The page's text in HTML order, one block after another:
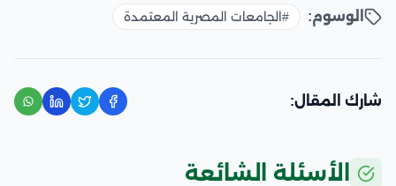
الوسوم: #الجامعات المصرية المعتمدة
شارك المقال:
الأسئلة الشائعة